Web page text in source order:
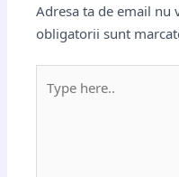
Adresa ta de email nu
obligatorii sunt
here..